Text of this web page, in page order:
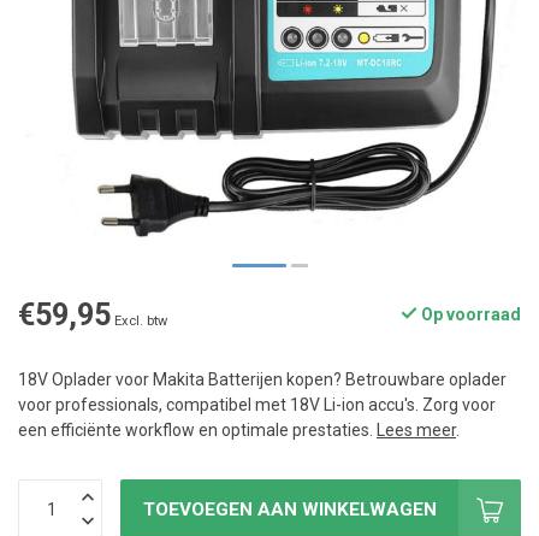
€59,95 Excl. btw Op voorraad
18V Oplader voor Makita Batterijen kopen? Betrouwbare oplader
voor professionals, compatibel met 18V Li-ion accu's. Zorg voor
een efficiënte workflow en optimale prestaties.
Lees meer.
TOEVOEGEN AAN WINKELWAGEN